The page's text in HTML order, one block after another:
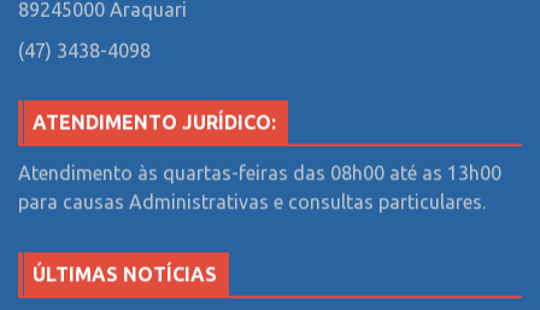
89245000 Araquari
(47) 3438-4098
ATENDIMENTO JURÍDICO:
Atendimento às quartas-feiras das 08h00 até as 13h00
para causas Administrativas e consultas particulares.
ÚLTIMAS NOTÍCIAS